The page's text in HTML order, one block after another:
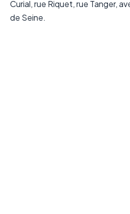
Curial, rue Riquet, rue Tanger,
de Seine.